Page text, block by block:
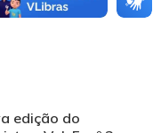
edição do